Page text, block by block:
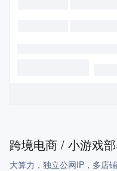
跨境电商 / 小游戏
大算力，独立公网IP，多店